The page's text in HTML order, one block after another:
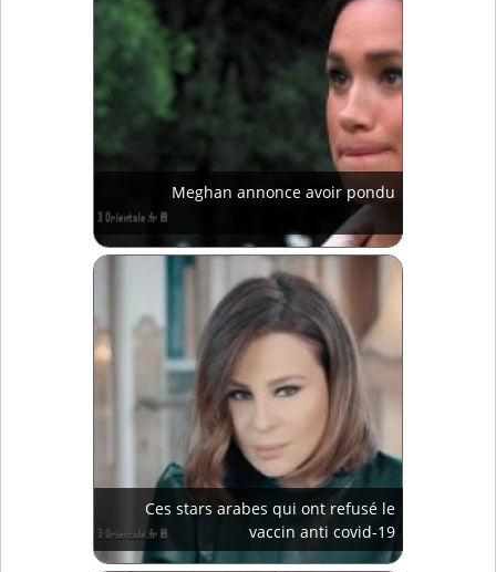
Meghan annonce avoir pondu
Ces stars arabes qui ont refusé le
vaccin anti covid-19